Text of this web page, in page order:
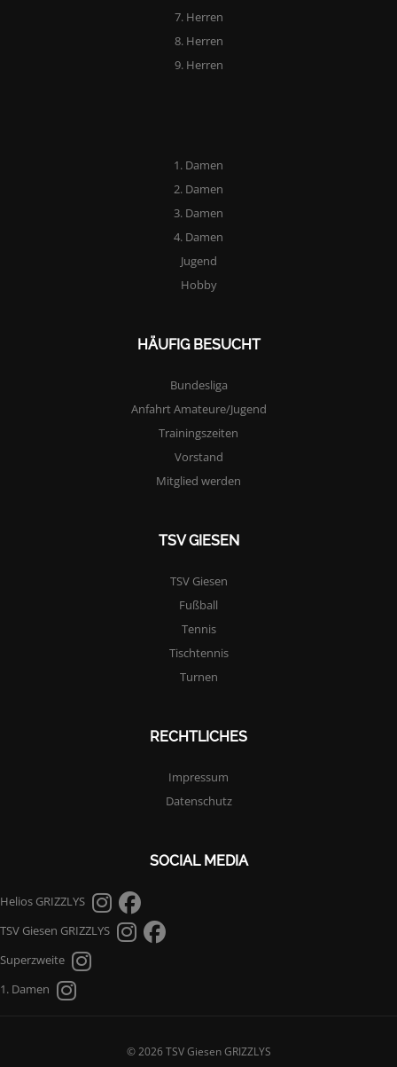
7. Herren
8. Herren
9. Herren
1. Damen
2. Damen
3. Damen
4. Damen
Jugend
Hobby
HÄUFIG BESUCHT
Bundesliga
Anfahrt Amateure/Jugend
Trainingszeiten
Vorstand
Mitglied werden
TSV GIESEN
TSV Giesen
Fußball
Tennis
Tischtennis
Turnen
RECHTLICHES
Impressum
Datenschutz
SOCIAL MEDIA
Helios GRIZZLYS
TSV Giesen GRIZZLYS
Superzweite
1. Damen
© 2026 TSV Giesen GRIZZLYS